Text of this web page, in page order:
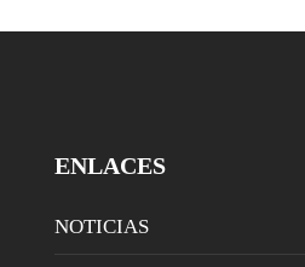
ENLACES
NOTICIAS